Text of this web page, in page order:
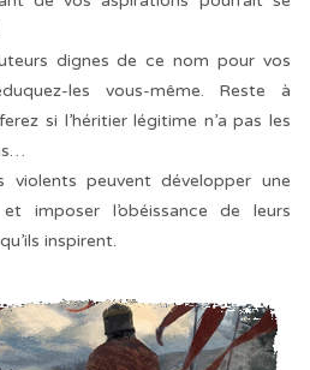
dignes de ce nom pour vos
les vous-même. Reste à
si l’héritier légitime n’a pas les
violents peuvent développer une
imposer l’obéissance de leurs
inspirent.